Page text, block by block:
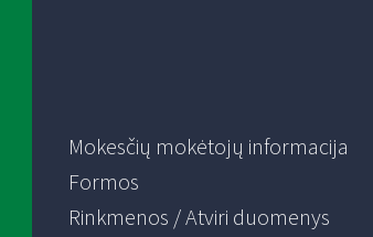
Mokesčių mokėtojų informacija
Formos
Rinkmenos / Atviri duomenys